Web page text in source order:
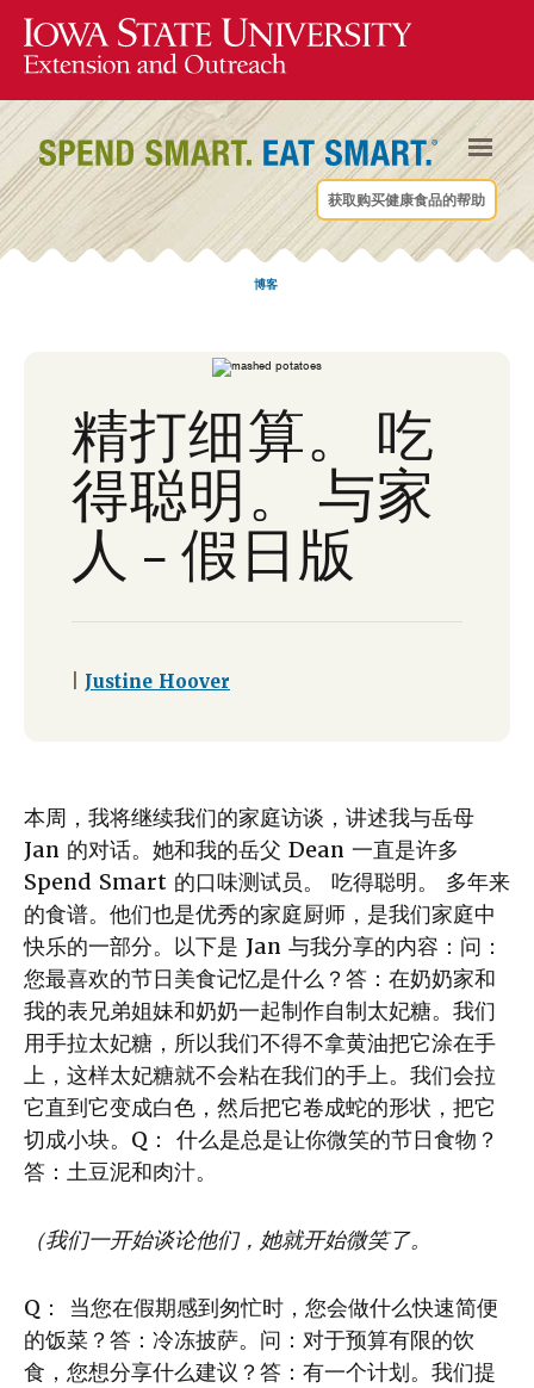
获取购买健康食品的帮助
博客
精打细算。 吃
得聪明。 与家
人 – 假日版
Justine Hoover
本周，我将继续我们的家庭访谈，讲述我与岳母
Jan 的对话。她和我的岳父 Dean 一直是许多
Spend Smart 的口味测试员。 吃得聪明。 多年来
的食谱。他们也是优秀的家庭厨师，是我们家庭中
快乐的一部分。以下是 Jan 与我分享的内容：问：
您最喜欢的节日美食记忆是什么？答：在奶奶家和
我的表兄弟姐妹和奶奶一起制作自制太妃糖。我们
用手拉太妃糖，所以我们不得不拿黄油把它涂在手
上，这样太妃糖就不会粘在我们的手上。我们会拉
它直到它变成白色，然后把它卷成蛇的形状，把它
切成小块。Q： 什么是总是让你微笑的节日食物？
答：土豆泥和肉汁。
（我们一开始谈论他们，她就开始微笑了。
Q： 当您在假期感到匆忙时，您会做什么快速简便
的饭菜？答：冷冻披萨。问：对于预算有限的饮
食，您想分享什么建议？答：有一个计划。我们提